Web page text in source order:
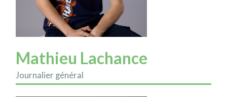
Mathieu Lachance
Journalier général